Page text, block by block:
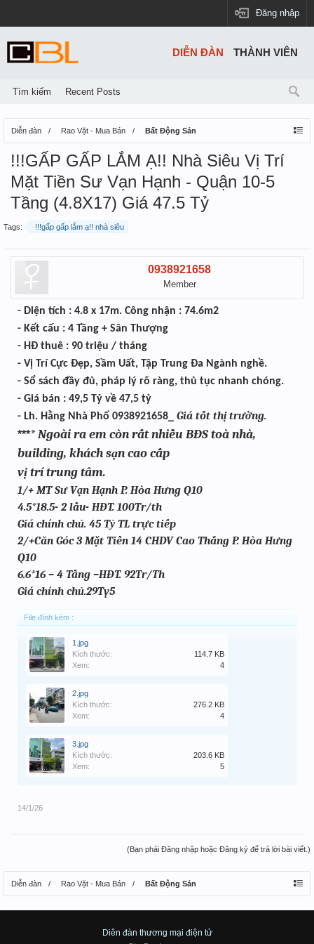
Đăng nhập
Diễn đàn Rao Vặt - Mua Bán Bất Động Sản
!!!GẤP GẤP LẮM Ạ!! Nhà Siêu Vị Trí
Mặt Tiền Sư Vạn Hạnh - Quận 10-5
Tầng (4.8X17) Giá 47.5 Tỷ
Tags: !!!gấp gấp lắm ạ!! nhà siêu
0938921658
Member
- Diện tích : 4.8 x 17m. Công nhận : 74.6m2
- Kết cấu : 4 Tầng + Sân Thượng
- HĐ thuê : 90 triệu / tháng
- Vị Trí Cực Đẹp, Sầm Uất, Tập Trung Đa Ngành nghề.
- Sổ sách đầy đủ, pháp lý rõ ràng, thủ tục nhanh chóng.
- Giá bán : 49,5 Tỷ về 47,5 tỷ
- Lh. Hằng Nhà Phố 0938921658_
Giá tốt thị trường.
**** Ngoài ra em còn rất nhiều BĐS toà nhà,
building, khách sạn cao cấp
vị trí trung tâm.
1/+ MT Sư Vạn Hạnh P. Hòa Hưng Q10
4.5*18.5- 2 lầu- HĐT. 100Tr/th
Giá chính chủ. 45 Tỷ TL trực tiếp
2/+Căn Góc 3 Mặt Tiền 14 CHDV Cao Thắng P. Hòa Hưng
Q10
6.6*16 – 4 Tầng –HĐT. 92Tr/Th
Giá chính chủ.29Ty5
File đính kèm :
1.jpg
Kích thước:
114.7 KB
Xem:
4
2.jpg
Kích thước:
276.2 KB
Xem:
4
3.jpg
Kích thước:
203.6 KB
Xem:
5
14/1/26
(Bạn phải Đăng nhập hoặc Đăng ký để trả lời bài viết.)
Diễn đàn Rao Vặt - Mua Bán Bất Động Sản
DIỄN ĐÀN
Tìm kiếm Recent Posts
THÀNH VIÊN
Diên đàn thương mại điện tử